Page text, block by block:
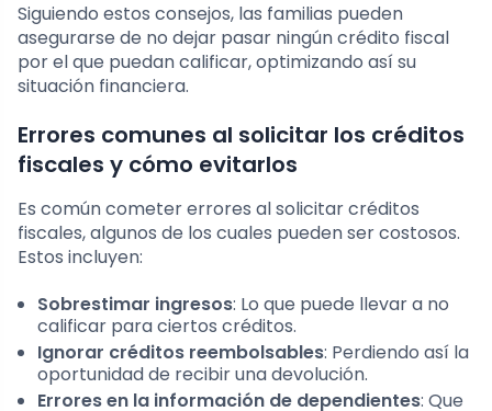
Siguiendo estos consejos, las familias pueden
asegurarse de no dejar pasar ningún crédito fiscal
por el que puedan calificar, optimizando así su
situación financiera.
Errores comunes al solicitar los créditos
fiscales y cómo evitarlos
Es común cometer errores al solicitar créditos
fiscales, algunos de los cuales pueden ser costosos.
Estos incluyen:
Sobrestimar ingresos: Lo que puede llevar a no
calificar para ciertos créditos.
Ignorar créditos reembolsables: Perdiendo así la
oportunidad de recibir una devolución.
Errores en la información de dependientes: Que